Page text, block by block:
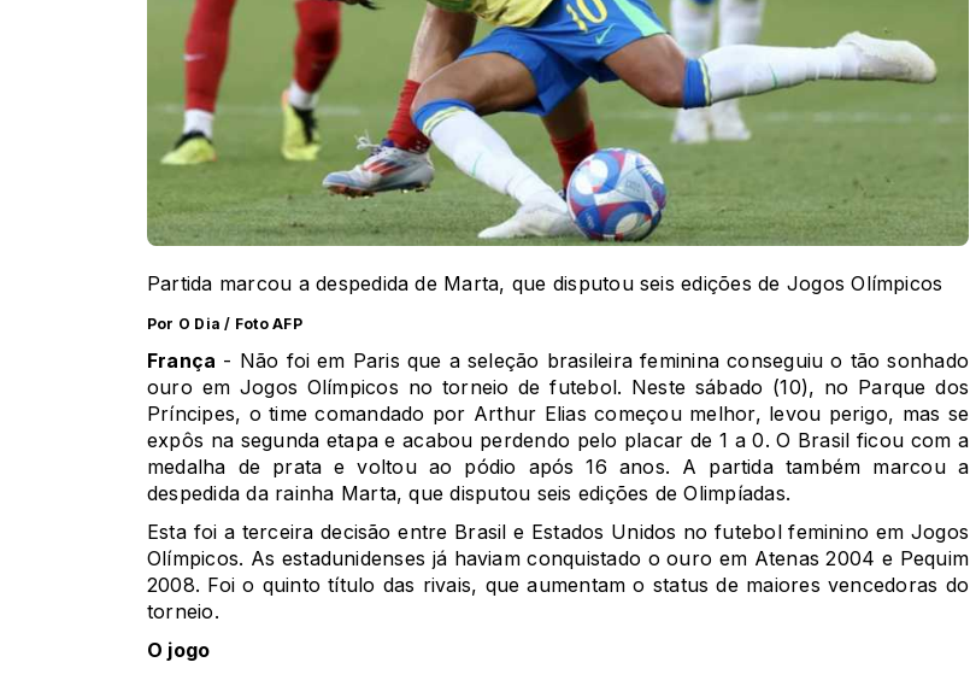
Partida marcou a despedida de Marta, que disputou seis edições de Jogos Olímpicos
Por O Dia / Foto AFP
França - Não foi em Paris que a seleção brasileira feminina conseguiu o tão sonhado
ouro em Jogos Olímpicos no torneio de futebol. Neste sábado (10), no Parque dos
Príncipes, o time comandado por Arthur Elias começou melhor, levou perigo, mas se
expôs na segunda etapa e acabou perdendo pelo placar de 1 a 0. O Brasil ficou com a
medalha de prata e voltou ao pódio após 16 anos. A partida também marcou a
despedida da rainha Marta, que disputou seis edições de Olimpíadas.
Esta foi a terceira decisão entre Brasil e Estados Unidos no futebol feminino em Jogos
Olímpicos. As estadunidenses já haviam conquistado o ouro em Atenas 2004 e Pequim
2008. Foi o quinto título das rivais, que aumentam o status de maiores vencedoras do
torneio.
O jogo